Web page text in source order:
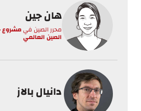
هان جين
محرر الصينفيمشروع
الصين العالمي
دانيال بالاز